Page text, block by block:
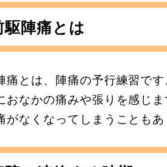
駆陣痛とは
痛とは、陣痛の予行練習で
おなかの痛みや張りを感じ
がなくなってしまうこともあ